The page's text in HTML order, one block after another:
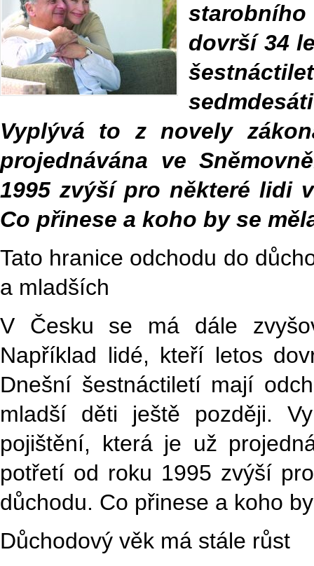
dovrší 34
Vyplývá to z novely
projednávána ve
1995 zvýší pro některé lidi
Co přinese a koho by se
Tato hranice odchodu do
a mladších
V Česku se má dále
Například lidé, kteří letos
Dnešní šestnáctiletí mají
mladší děti ještě později.
pojištění, která je už
potřetí od roku 1995 zvýší
důchodu. Co přinese a koho
Důchodový věk má stále růst